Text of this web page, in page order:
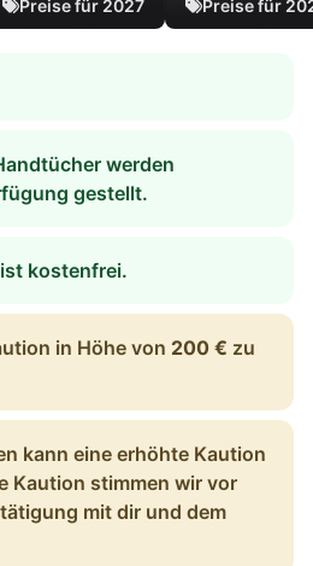
Preise für 2027 Preise für
werden
gestellt.
kostenfrei.
in Höhe von 200 € zu
kann eine erhöhte Kaution
Kaution stimmen wir vor
mit dir und dem